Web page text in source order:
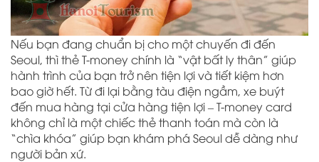
Nếu bạn đang chuẩn bị cho một chuyến đi đến
Seoul, thì thẻ T-money chính là “vật bất ly thân” giúp
hành trình của bạn trở nên tiện lợi và tiết kiệm hơn
bao giờ hết. Từ đi lại bằng tàu điện ngầm, xe buýt
đến mua hàng tại cửa hàng tiện lợi – T-money card
không chỉ là một chiếc thẻ thanh toán mà còn là
“chìa khóa” giúp bạn khám phá Seoul dễ dàng như
người bản xứ.